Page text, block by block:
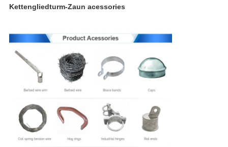
Kettengliedturm-Zaun acessories